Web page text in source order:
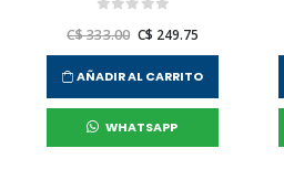
C$ 333.00 C$ 249.75
AÑADIR AL CARRITO
WHATSAPP